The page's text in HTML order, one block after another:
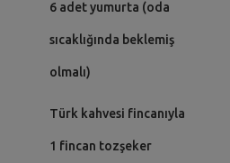
6 adet yumurta (oda
sıcaklığında beklemiş
olmalı)
Türk kahvesi fincanıyla
1 fincan tozşeker